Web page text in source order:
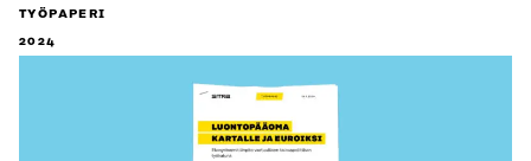
TYÖPAPERI
2024